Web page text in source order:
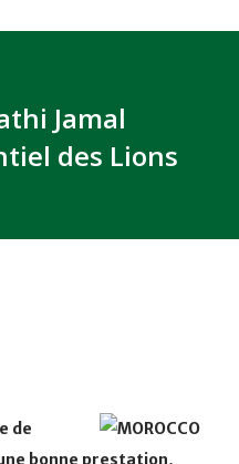
Jamal
des Lions
de
bonne prestation,